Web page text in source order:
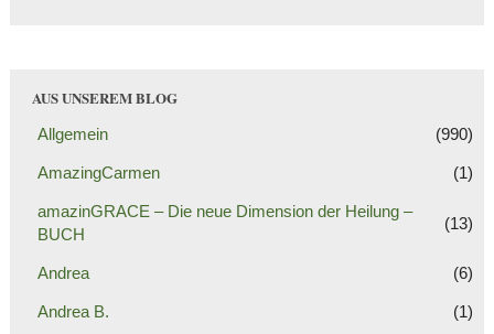
AUS UNSEREM BLOG
Allgemein (990)
AmazingCarmen (1)
amazinGRACE – Die neue Dimension der Heilung –
BUCH
(13)
Andrea (6)
Andrea B. (1)